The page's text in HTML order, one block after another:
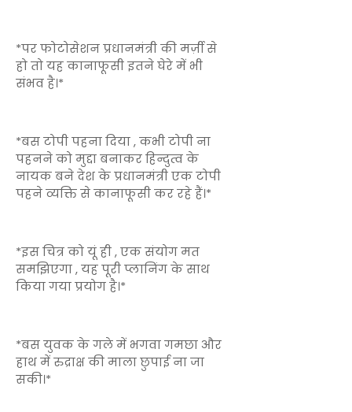
*पर फोटोसेशन प्रधानमंत्री की मर्ज़ी से
हो तो यह कानाफूसी इतने घेरे में भी
संभव है।*
*बस टोपी पहना दिया , कभी टोपी ना
पहनने को मुद्दा बनाकर हिन्दुत्व के
नायक बने देश के प्रधानमंत्री एक टोपी
पहने व्यक्ति से कानाफूसी कर रहे हैं।*
*इस चित्र को यूं ही , एक संयोग मत
समझिएगा , यह पूरी प्लानिंग के साथ
किया गया प्रयोग है।*
*बस युवक के गले में भगवा गमछा और
हाथ में रुद्राक्ष की माला छुपाई ना जा
सकी।*